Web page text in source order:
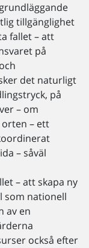
tillgänglighet
fallet – att
på
det naturligt
på
– om
– ett
– såväl
– att skapa ny
som nationell
av en
också efter